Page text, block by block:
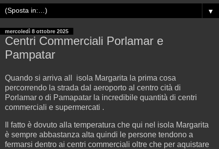
▼
mercoledì 8 ottobre 2025
Centri Commerciali Porlamar e
Pampatar
Quando si arriva all isola Margarita la prima cosa
percorrendo la strada dal aeroporto al centro cità di
Porlamar o di Pamapatar la incredibile quantità di centri
commerciali e supermercati .
Il fatto è dovuto alla temperatura che qui nel isola Margarita
è sempre abbastanza alta quindi le persone tendono a
fermarsi dentro ai centri commerciali oltre che per aquistare